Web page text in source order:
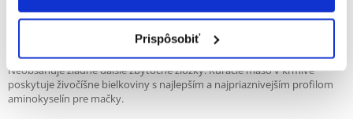
Prispôsobiť
Krmivo sa skladá len z prírodných zložiek uvedených v zložení.
Neobsahuje žiadne ďalšie zbytočné zložky. Kuracie mäso v krmive
poskytuje živočíšne bielkoviny s najlepším a najpriaznivejším profilom
aminokyselín pre mačky.